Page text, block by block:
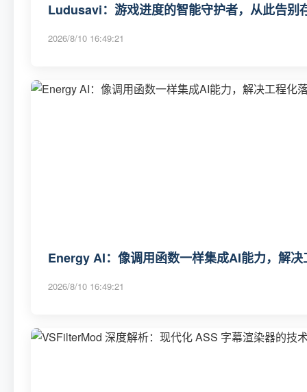
Ludusavi：游戏进度的智能守护者，从此告别
2026/8/10 16:49:21
Energy AI：像调用函数一样集成AI能力，解
2026/8/10 16:49:21